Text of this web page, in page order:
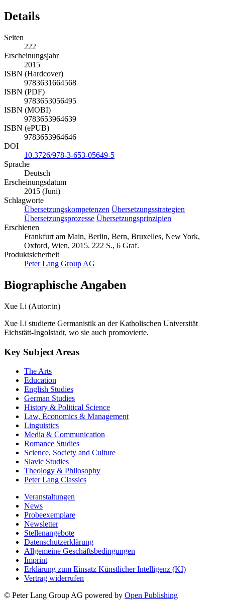
Details
Seiten
222
Erscheinungsjahr
2015
ISBN (Hardcover)
9783631664568
ISBN (PDF)
9783653056495
ISBN (MOBI)
9783653964639
ISBN (ePUB)
9783653964646
DOI
10.3726/978-3-653-05649-5
Sprache
Deutsch
Erscheinungsdatum
2015 (Juni)
Schlagworte
Übersetzungskompetenzen Übersetzungsstrategien
Übersetzungsprozesse Übersetzungsprinzipien
Erschienen
Frankfurt am Main, Berlin, Bern, Bruxelles, New York,
Oxford, Wien, 2015. 222 S., 6 Graf.
Produktsicherheit
Peter Lang Group AG
Biographische Angaben
Xue Li (Autor:in)
Xue Li studierte Germanistik an der Katholischen Universität
Eichstätt-Ingolstadt, wo sie auch promovierte.
Key Subject Areas
The Arts
Education
English Studies
German Studies
History & Political Science
Law, Economics & Management
Linguistics
Media & Communication
Romance Studies
Science, Society and Culture
Slavic Studies
Theology & Philosophy
Peter Lang Classics
Veranstaltungen
News
Probeexemplare
Newsletter
Stellenangebote
Datenschutzerklärung
Allgemeine Geschäftsbedingungen
Imprint
Erklärung zum Einsatz Künstlicher Intelligenz (KI)
Vertrag widerrufen
© Peter Lang Group AG powered by Open Publishing